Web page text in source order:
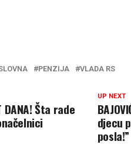
PENZIJA VLADA RS
UP NEXT
djecu
posla!”
DANA! Šta rade